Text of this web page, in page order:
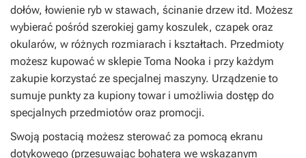
dołów, łowienie ryb w stawach, ścinanie drzew itd. Możesz
wybierać pośród szerokiej gamy koszulek, czapek oraz
okularów, w różnych rozmiarach i kształtach. Przedmioty
możesz kupować w sklepie Toma Nooka i przy każdym
zakupie korzystać ze specjalnej maszyny. Urządzenie to
sumuje punkty za kupiony towar i umożliwia dostęp do
specjalnych przedmiotów oraz promocji.
Swoją postacią możesz sterować za pomocą ekranu
dotykowego (przesuwając bohatera we wskazanym